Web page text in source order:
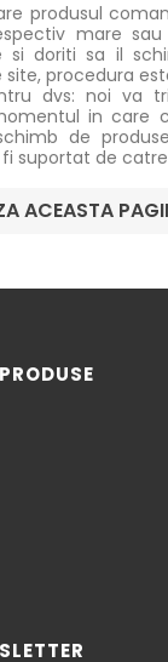
produsul
mare
si doriti sa il
site, procedura
dvs: noi va
in care
de
suportat de